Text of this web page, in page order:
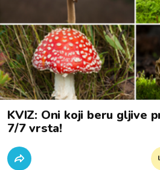
KVIZ: Oni koji beru gljive
7/7 vrsta!